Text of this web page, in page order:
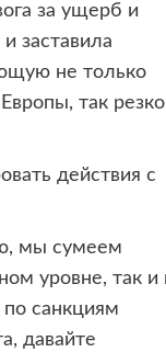
за ущерб и
заставила
не только
так резко
действия с
мы сумеем
уровне, так и
санкциям
давайте